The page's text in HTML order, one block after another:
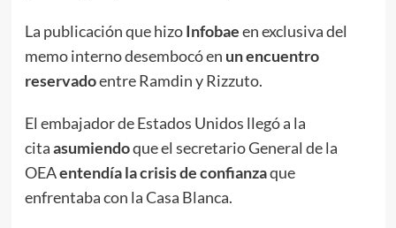
La publicación que hizoInfobaeen exclusiva del
memo interno desembocó en un encuentro
reservadoentre Ramdin y Rizzuto.
El embajador de Estados Unidos llegó a la
citaasumiendoque el secretario General de la
OEAentendía la crisis de confianzaque
enfrentaba con la Casa Blanca.